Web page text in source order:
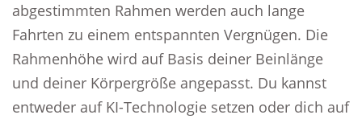
abgestimmten Rahmen werden auch lange
Fahrten zu einem entspannten Vergnügen. Die
Rahmenhöhe wird auf Basis deiner Beinlänge
und deiner Körpergröße angepasst. Du kannst
entweder auf KI-Technologie setzen oder dich auf